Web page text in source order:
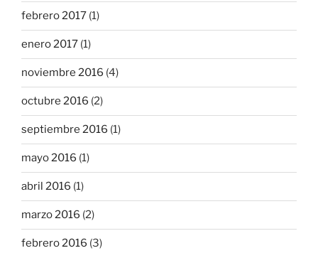
febrero 2017 (1)
enero 2017 (1)
noviembre 2016 (4)
octubre 2016 (2)
septiembre 2016 (1)
mayo 2016 (1)
abril 2016 (1)
marzo 2016 (2)
febrero 2016 (3)